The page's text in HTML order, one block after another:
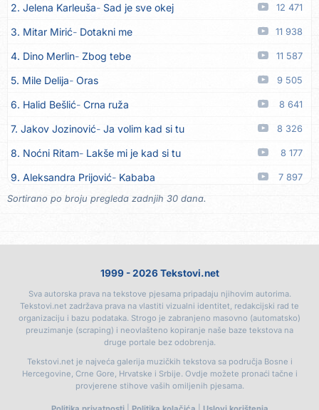
13. Tamara Brusić Nigdi ni lipo ko doma 06.08
14. Tamara Brusić Biž´mo ća 06.08
15. Rusko Richie Bila si, bila 06.08
16. Rusko Richie Ti i ja 06.08
17. Azra Husarkić Ako treba 06.08
18. Azra Husarkić Ljubavnice 06.08
19. Azra Husarkić Zakon jačeg 06.08
20. Azra Husarkić Premalo 06.08
21. Azra Husarkić Omađijana
Oče i majko
25. Azra Husarkić Malo ja, malo ti 06.08
26. Alen Hasanović Fanatik 05.08
27. Husnija Mešaljić - Hule
28. In Vivo Brunello 05.08
2. Jelena Karleuša Sad je sve okej 12 471
3. Mitar Mirić Dotakni me 11 938
4. Dino Merlin Zbog tebe 11 587
5. Mile Delija Oras 9 505
6. Halid Bešlić Crna ruža 8 641
7. Jakov Jozinović Ja volim kad si tu 8 326
8. Noćni Ritam Lakše mi je kad si tu 8 177
9. Aleksandra Prijović Kababa 7 897
10. Halid Bešlić Ljiljani
Rekla si mi
14. Karlo! Mon amour 6 397
15. Vesna Zmijanac Ovo u grudima 6 352
16. Džej Ramadanovski Ova mačka do mene
17. Amira Medunjanin Pjevat ćemo šta nam srce zna 5 899
Sortirano po broju pregleda zadnjih 30 dana.
1999 - 2026 Tekstovi.net
Sva autorska prava na tekstove pjesama pripadaju njihovim autorima.
Tekstovi.net zadržava prava na vlastiti vizualni identitet, redakcijski rad te
organizaciju i bazu podataka. Strogo je zabranjeno masovno (automatsko)
preuzimanje (scraping) i neovlašteno kopiranje naše baze tekstova na
druge portale bez odobrenja.
Tekstovi.net je najveća galerija muzičkih tekstova sa područja Bosne i
Hercegovine, Crne Gore, Hrvatske i Srbije. Ovdje možete pronaći tačne i
provjerene stihove vaših omiljenih pjesama.